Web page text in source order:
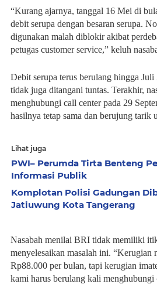
“Kurang ajarnya, tanggal 16 Mei di
debit serupa dengan besaran serupa.
digunakan malah diblokir akibat
petugas customer service,” keluh
Debit serupa terus berulang hingga
tidak juga ditangani tuntas. Terakhir,
menghubungi call center pada 29
hasilnya tetap sama dan berujung tarik
Lihat juga
PWI– Perumda Tirta Benteng
Informasi Publik
Komplotan Polisi Gadungan
Jatiuwung Kota Tangerang
Nasabah menilai BRI tidak memiliki
menyelesaikan masalah ini. “Kerugian
Rp88.000 per bulan, tapi kerugian
kami harus berulang kali menghubungi